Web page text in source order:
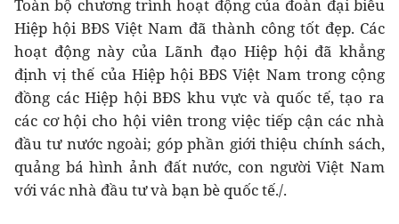
Toàn bộ chương trình hoạt động của đoàn đại biểu
Hiệp hội BĐS Việt Nam đã thành công tốt đẹp. Các
hoạt động này của Lãnh đạo Hiệp hội đã khẳng
định vị thế của Hiệp hội BĐS Việt Nam trong cộng
đồng các Hiệp hội BĐS khu vực và quốc tế, tạo ra
các cơ hội cho hội viên trong việc tiếp cận các nhà
đầu tư nước ngoài; góp phần giới thiệu chính sách,
quảng bá hình ảnh đất nước, con người Việt Nam
với vác nhà đầu tư và bạn bè quốc tế./.